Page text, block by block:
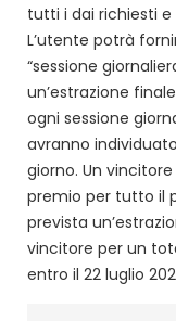
tutti i dai richiesti e
L’utente potrà
“sessione
un’estrazione
ogni sessione
avranno
giorno. Un
premio per tutto il
prevista
vincitore per un
entro il 22 luglio